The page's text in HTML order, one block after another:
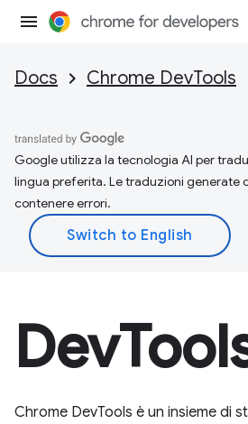
Docs Chrome DevTools
Google utilizza la tecnologia AI per
lingua preferita. Le traduzioni generate
contenere errori.
Chrome DevTools è un insieme di